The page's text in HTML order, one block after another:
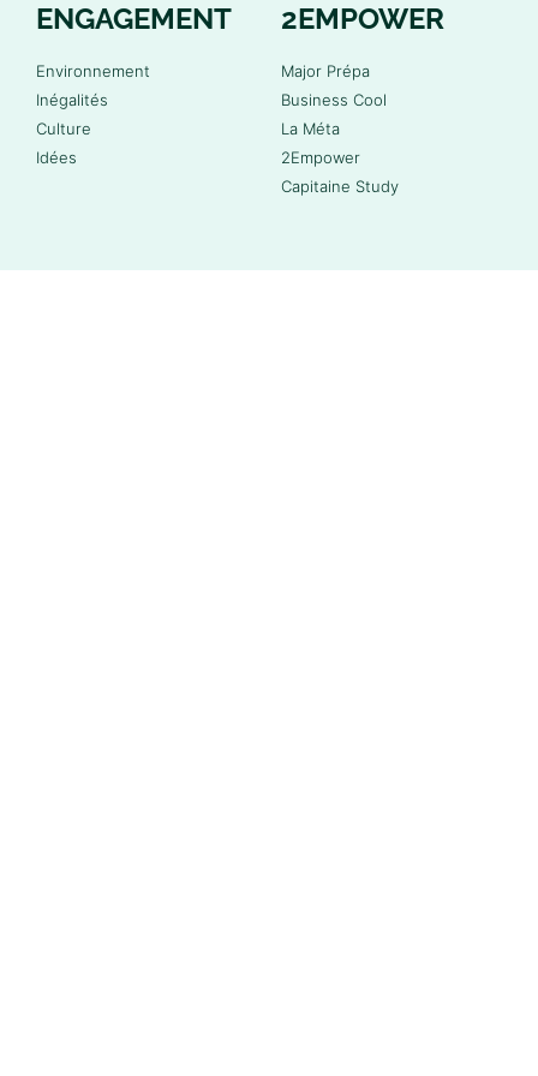
ENGAGEMENT
Environnement
Inégalités
Culture
Idées
2EMPOWER
Major Prépa
Business Cool
La Méta
2Empower
Capitaine Study